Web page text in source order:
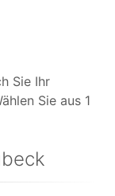
Sie Ihr
Sie aus 1